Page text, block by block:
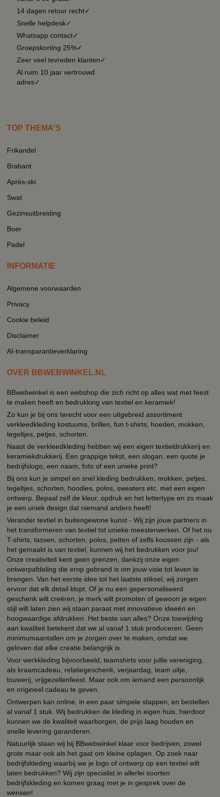
14 dagen retour recht✓
Snelle helpdesk✓
Whatsapp contact✓
Groepskorting 25%✓
Zeer veel tevreden klanten✓
Al ruim 10 jaar vertrouwd
adres✓
TOP THEMA'S
Frikandel
Brabant
Après-ski
Swat
Gezinsuitbreiding
Boer
Padel
INFORMATIE
Algemene voorwaarden
Privacy
Cookie beleid
Disclaimer
AI-transparantieverklaring
OVER BBWEBWINKEL.NL
BBwebwinkel is een webshop die zich richt op alles wat met feest
te maken heeft en bedrukking van textiel en keramiek!
Zo kun je bij ons terecht voor een uitgebreid assortiment
verkleedkleding kostuums, brillen, fun t-shirts, hoeden, mokken,
tegeltjes, petjes, schorten.
Naast de verkleedkleding hebben wij een eigen textieldrukkerij en
keramiekdrukkerij. Een grappige tekst, een slogan, een quote je
bedrijfslogo, een naam, foto of een unieke print?
Bij ons kun je simpel en snel kleding bedrukken, mokken, petjes,
tegeltjes, schorten, hoodies, polos, sweaters etc. met een eigen
ontwerp. Bepaal zelf de kleur, opdruk en het lettertype en zo maak
je een uniek design dat niemand anders heeft!
Verander textiel in buitengewone kunst - Wij zijn jouw partners in
het transformeren van textiel tot unieke meesterwerken. Of het nu
T-shirts, tassen, schorten, polos, petten of zelfs koussen zijn - als
het gemaakt is van textiel, kunnen wij het bedrukken voor jou!
Onze creativiteit kent geen grenzen, dankzij onze eigen
ontwerpafdeling die erop gebrand is om jouw visie tot leven te
brengen. Van het eerste idee tot het laatste stiksel, wij zorgen
ervoor dat elk detail klopt. Of je nu een gepersonaliseerd
geschenk wilt creëren, je merk wilt promoten of gewoon je eigen
stijl wilt laten zien wij staan paraat met innovatieve ideeën en
hoogwaardige afdrukken. Het beste van alles? Onze toewijding
aan kwaliteit betekent dat we al vanaf 1 stuk produceren. Geen
minimumaantallen om je zorgen over te maken, omdat we
geloven dat elke creatie belangrijk is.
Voor werkkleding bijvoorbeeld, teamshirts voor jullie vereniging,
als kraamcadeau, relatiegeschenk, verjaardag, team uitje,
touwerij, vrijgezellenfeest. Maar ook om iemand een persoonlijk
en origineel cadeau te geven.
Ontwerpen kan online, in een paar simpele stappen, en bestellen
al vanaf 1 stuk. Wij bedrukken de kleding in eigen huis, hierdoor
kunnen we de kwaliteit waarborgen, de prijs laag houden en
snelle levering garanderen.
Natuurlijk staan wij bij BBwebwinkel klaar voor bedrijven, zowel
grote maar ook als het gaat om kleine oplagen. Op zoek naar
bedrijfskleding waarbij we je logo of ontwerp op een textiel wilt
laten bedrukken? Wij zijn specialist in allerlei soorten
bedrijfskleding en komen graag met je in gesprek over de
wensen!